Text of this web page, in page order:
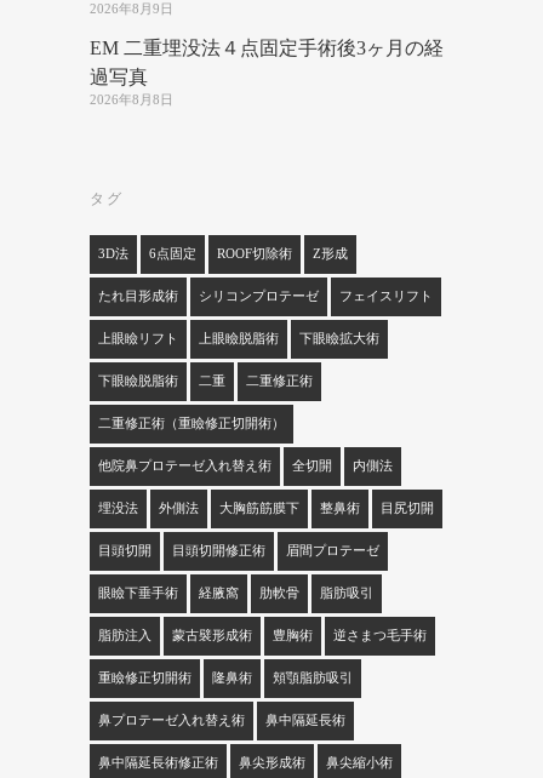
2026年8月9日
EM 二重埋没法４点固定手術後3ヶ月の経
過写真
2026年8月8日
タグ
3D法 6点固定 ROOF切除術 Z形成
たれ目形成術 シリコンプロテーゼ フェイスリフト
上眼瞼リフト 上眼瞼脱脂術 下眼瞼拡大術
下眼瞼脱脂術 二重 二重修正術
二重修正術（重瞼修正切開術）
他院鼻プロテーゼ入れ替え術 全切開 内側法
埋没法 外側法 大胸筋筋膜下 整鼻術 目尻切開
目頭切開 目頭切開修正術 眉間プロテーゼ
眼瞼下垂手術 経腋窩 肋軟骨 脂肪吸引
脂肪注入 蒙古襞形成術 豊胸術 逆さまつ毛手術
重瞼修正切開術 隆鼻術 頬顎脂肪吸引
鼻プロテーゼ入れ替え術 鼻中隔延長術
鼻中隔延長術修正術 鼻尖形成術 鼻尖縮小術